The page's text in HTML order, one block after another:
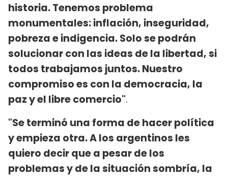
historia. Tenemos problema
monumentales: inflación, inseguridad,
pobreza e indigencia. Solo se podrán
solucionar con las ideas de la libertad, si
todos trabajamos juntos. Nuestro
compromiso es con la democracia, la
paz y el libre comercio".
"Se terminó una forma de hacer política
y empieza otra. A los argentinos les
quiero decir que a pesar de los
problemas y de la situación sombría, la